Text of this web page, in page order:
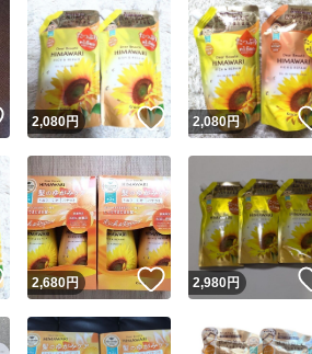
取引実績◯+ このユーザーは
他フリマ実績◯+ このユーザーは他フ
スピード&安心発送
※このバッジは実績に基づく表示であり、発送を保
スピード＆安心発送
このユーザーは高
ます
スピード発送
コピーは1商品につき1回です
出品ペ
いいね！
2,080円 いいね！
2,080円
いいね！
2,680円 いいね！
2,980円